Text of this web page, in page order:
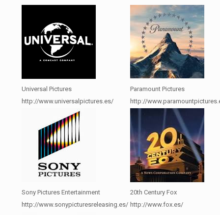
Universal Pictures
Paramount Pictures
http://www.universalpictures.es/
http://
Sony Pictures Entertainment
20th Century Fox
http://www.sonypicturesreleasing.es/ http://www.fox.es/